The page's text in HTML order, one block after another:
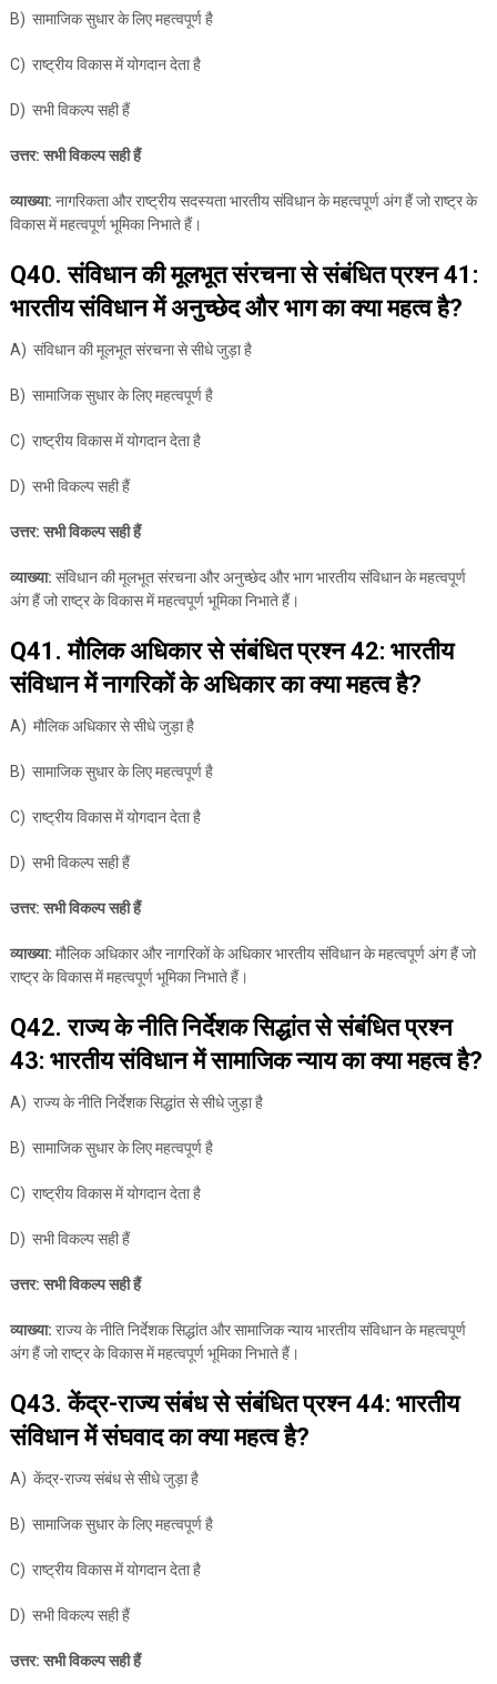
B) सामाजिक सुधार के लिए महत्वपूर्ण है
C) राष्ट्रीय विकास में योगदान देता है
D) सभी विकल्प सही हैं
उत्तर: सभी विकल्प सही हैं
व्याख्या: नागरिकता और राष्ट्रीय सदस्यता भारतीय संविधान के महत्वपूर्ण अंग हैं जो राष्ट्र के
विकास में महत्वपूर्ण भूमिका निभाते हैं।
Q40. संविधान की मूलभूत संरचना से संबंधित प्रश्न 41:
भारतीय संविधान में अनुच्छेद और भाग का क्या महत्व है?
A) संविधान की मूलभूत संरचना से सीधे जुड़ा है
B) सामाजिक सुधार के लिए महत्वपूर्ण है
C) राष्ट्रीय विकास में योगदान देता है
D) सभी विकल्प सही हैं
उत्तर: सभी विकल्प सही हैं
व्याख्या: संविधान की मूलभूत संरचना और अनुच्छेद और भाग भारतीय संविधान के महत्वपूर्ण
अंग हैं जो राष्ट्र के विकास में महत्वपूर्ण भूमिका निभाते हैं।
Q41. मौलिक अधिकार से संबंधित प्रश्न 42: भारतीय
संविधान में नागरिकों के अधिकार का क्या महत्व है?
A) मौलिक अधिकार से सीधे जुड़ा है
B) सामाजिक सुधार के लिए महत्वपूर्ण है
C) राष्ट्रीय विकास में योगदान देता है
D) सभी विकल्प सही हैं
उत्तर: सभी विकल्प सही हैं
व्याख्या: मौलिक अधिकार और नागरिकों के अधिकार भारतीय संविधान के महत्वपूर्ण अंग हैं जो
राष्ट्र के विकास में महत्वपूर्ण भूमिका निभाते हैं।
Q42. राज्य के नीति निर्देशक सिद्धांत से संबंधित प्रश्न
43: भारतीय संविधान में सामाजिक न्याय का क्या महत्व है?
A) राज्य के नीति निर्देशक सिद्धांत से सीधे जुड़ा है
B) सामाजिक सुधार के लिए महत्वपूर्ण है
C) राष्ट्रीय विकास में योगदान देता है
D) सभी विकल्प सही हैं
उत्तर: सभी विकल्प सही हैं
व्याख्या: राज्य के नीति निर्देशक सिद्धांत और सामाजिक न्याय भारतीय संविधान के महत्वपूर्ण
अंग हैं जो राष्ट्र के विकास में महत्वपूर्ण भूमिका निभाते हैं।
Q43. केंद्र-राज्य संबंध से संबंधित प्रश्न 44: भारतीय
संविधान में संघवाद का क्या महत्व है?
A) केंद्र-राज्य संबंध से सीधे जुड़ा है
B) सामाजिक सुधार के लिए महत्वपूर्ण है
C) राष्ट्रीय विकास में योगदान देता है
D) सभी विकल्प सही हैं
उत्तर: सभी विकल्प सही हैं